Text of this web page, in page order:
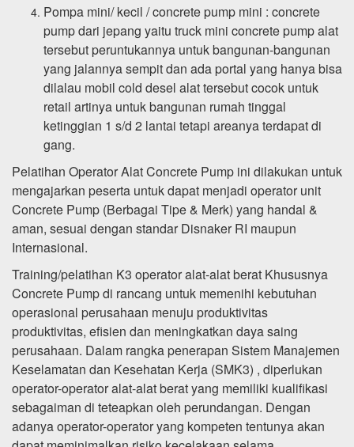
Pompa mini/ kecil / concrete pump mini : concrete
pump dari jepang yaitu truck mini concrete pump alat
tersebut peruntukannya untuk bangunan-bangunan
yang jalannya sempit dan ada portal yang hanya bisa
dilalau mobil cold desel alat tersebut cocok untuk
retail artinya untuk bangunan rumah tinggal
ketinggian 1 s/d 2 lantai tetapi areanya terdapat di
gang.
Pelatihan Operator Alat Concrete Pump ini dilakukan untuk
mengajarkan peserta untuk dapat menjadi operator unit
Concrete Pump (Berbagai Tipe & Merk) yang handal &
aman, sesuai dengan standar Disnaker RI maupun
Internasional.
Training/pelatihan K3 operator alat-alat berat Khususnya
Concrete Pump di rancang untuk memenihi kebutuhan
operasional perusahaan menuju produktivitas
produktivitas, efisien dan meningkatkan daya saing
perusahaan. Dalam rangka penerapan Sistem Manajemen
Keselamatan dan Kesehatan Kerja (SMK3) , diperlukan
operator-operator alat-alat berat yang memiliki kualifikasi
sebagaiman di teteapkan oleh perundangan. Dengan
adanya operator-operator yang kompeten tentunya akan